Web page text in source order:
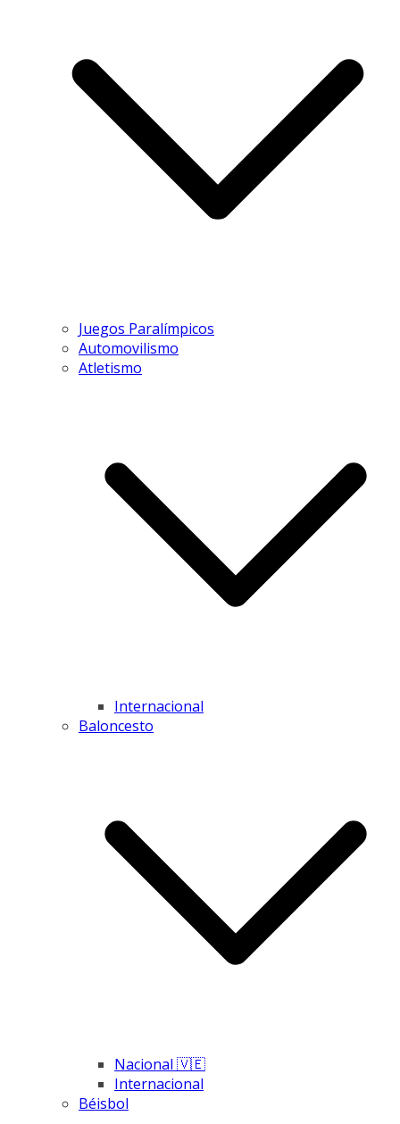
Juegos Paralímpicos
Automovilismo
Atletismo
Internacional
Baloncesto
Nacional 🇻🇪
Internacional
Béisbol